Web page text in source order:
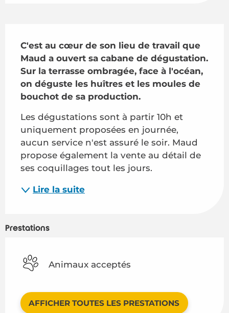
C'est au cœur de son lieu de travail que
Maud a ouvert sa cabane de dégustation.
Sur la terrasse ombragée, face à l'océan,
on déguste les huîtres et les moules de
bouchot de sa production.
Les dégustations sont à partir 10h et
uniquement proposées en journée,
aucun service n'est assuré le soir. Maud
propose également la vente au détail de
ses coquillages tout les jours.
Lire la suite
Prestations
Animaux acceptés
AFFICHER TOUTES LES PRESTATIONS